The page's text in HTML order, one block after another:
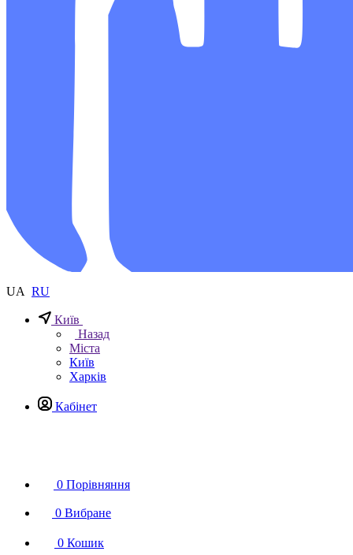
UA RU
Київ
Назад
Міста
Київ
Харків
Кабінет
0 Порівняння
0 Вибране
0 Кошик